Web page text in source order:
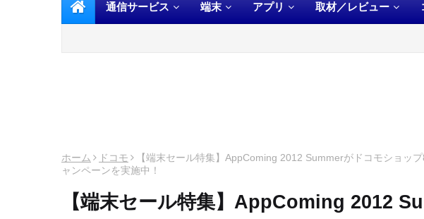
通信サービス 端末 アプリ 取材／レビュー
ホーム ドコモ
【端末セール特集】AppComing 2012 Summerがドコモショッ
ャンペーンを実施中！
【端末セール特集】AppComing 2012